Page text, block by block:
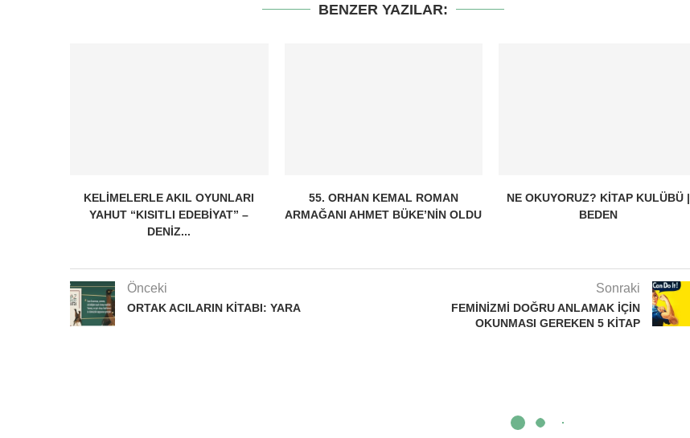
BENZER YAZILAR:
KELIMELERLE AKIL OYUNLARI
YAHUT “KISITLI EDEBIYAT” –
DENIZ...
55. ORHAN KEMAL ROMAN
ARMAĞANI AHMET BÜKE’NIN OLDU
NE OKUYORUZ? KITAP KULÜBÜ |
BEDEN
Önceki
ORTAK ACILARIN KITABI: YARA
Sonraki
FEMINIZMI DOĞRU ANLAMAK IÇIN
OKUNMASI GEREKEN 5 KITAP